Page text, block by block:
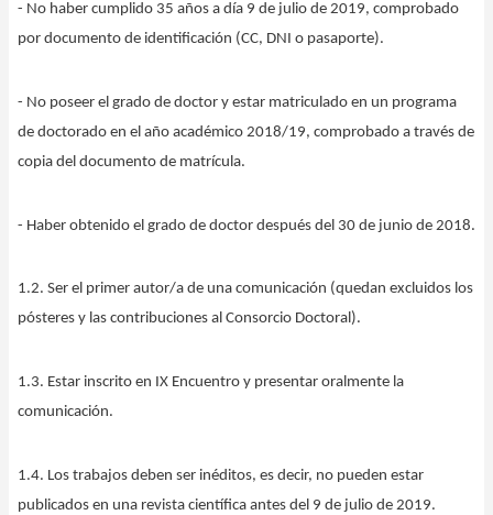
- No haber cumplido 35 años a día 9 de julio de 2019, comprobado
por documento de identificación (CC, DNI o pasaporte).
- No poseer el grado de doctor y estar matriculado en un programa
de doctorado en el año académico 2018/19, comprobado a través de
copia del documento de matrícula.
- Haber obtenido el grado de doctor después del 30 de junio de 2018.
1.2. Ser el primer autor/a de una comunicación (quedan excluidos los
pósteres y las contribuciones al Consorcio Doctoral).
1.3. Estar inscrito en IX Encuentro y presentar oralmente la
comunicación.
1.4. Los trabajos deben ser inéditos, es decir, no pueden estar
publicados en una revista científica antes del 9 de julio de 2019.